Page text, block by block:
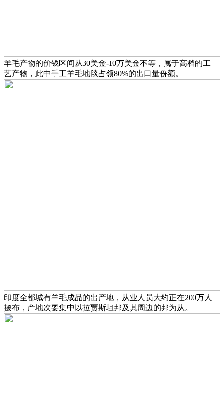
羊毛产物的价钱区间从30美金-10万美金不等，属于高档的工
艺产物，此中手工羊毛地毯占领80%的出口量份额。
印度全都城有羊毛成品的出产地，从业人员大约正在200万人
摆布，产地次要集中以拉贾斯坦邦及其周边的邦为从。